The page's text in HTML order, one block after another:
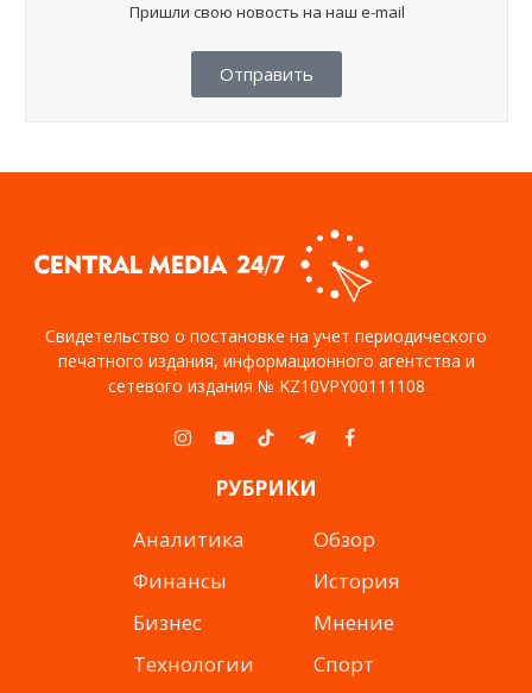
Пришли свою новость на наш e-mail
Отправить
Свидетельство о постановке на учет периодического
печатного издания, информационного агентства и
сетевого издания № KZ10VPY00111108
Instagram
YouTubeTikTokTelegramFacebook
РУБРИКИ
Аналитика
Финансы
Бизнес
Технологии
Обзор
История
Мнение
Спорт